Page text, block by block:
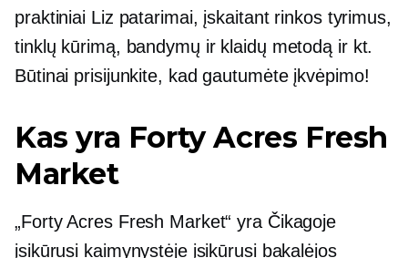
praktiniai Liz patarimai, įskaitant rinkos tyrimus,
tinklų kūrimą, bandymų ir klaidų metodą ir kt.
Būtinai prisijunkite, kad gautumėte įkvėpimo!
Kas yra Forty Acres Fresh
Market
„Forty Acres Fresh Market“ yra Čikagoje
įsikūrusi kaimynystėje įsikūrusi bakalėjos